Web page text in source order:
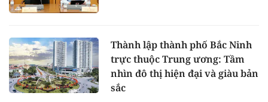
Thành lập thành phố Bắc Ninh
trực thuộc Trung ương: Tầm
nhìn đô thị hiện đại và giàu bản
sắc